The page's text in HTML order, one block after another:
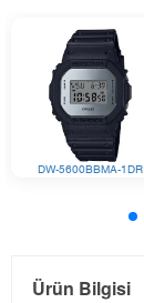
DW-5600BBMA-1DR
Ürün Bilgisi